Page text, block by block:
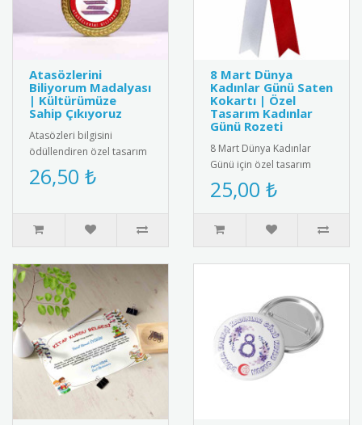
Atasözlerini
Biliyorum Madalyası
| Kültürümüze
Sahip Çıkıyoruz
Atasözleri bilgisini
ödüllendiren özel tasarım
madalya. Türk kültürünü
yaşatmak ve dil
26,50 ₺
8 Mart Dünya
Kadınlar Günü Saten
Kokartı | Özel
Tasarım Kadınlar
Günü Rozeti
8 Mart Dünya Kadınlar
Günü için özel tasarım
saten kokart.Yüksek kaliteli
kadife dokulu saten
kumaşt..
25,00 ₺